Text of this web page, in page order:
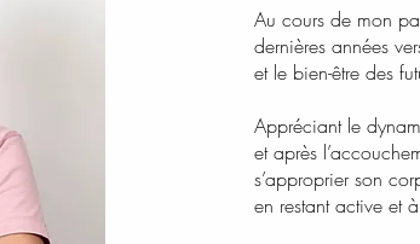
Au cours de mon
dernières années
et le bien-être des
Appréciant le
et après
s’approprier son
en restant active et